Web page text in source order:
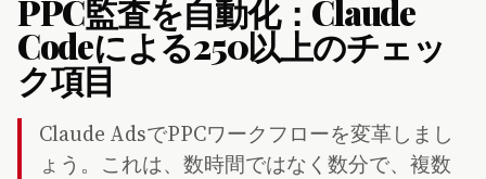
PPC監査を自動化：Claude
Codeによる250以上のチェッ
ク項目
Claude AdsでPPCワークフローを変革しまし
ょう。これは、数時間ではなく数分で、複数